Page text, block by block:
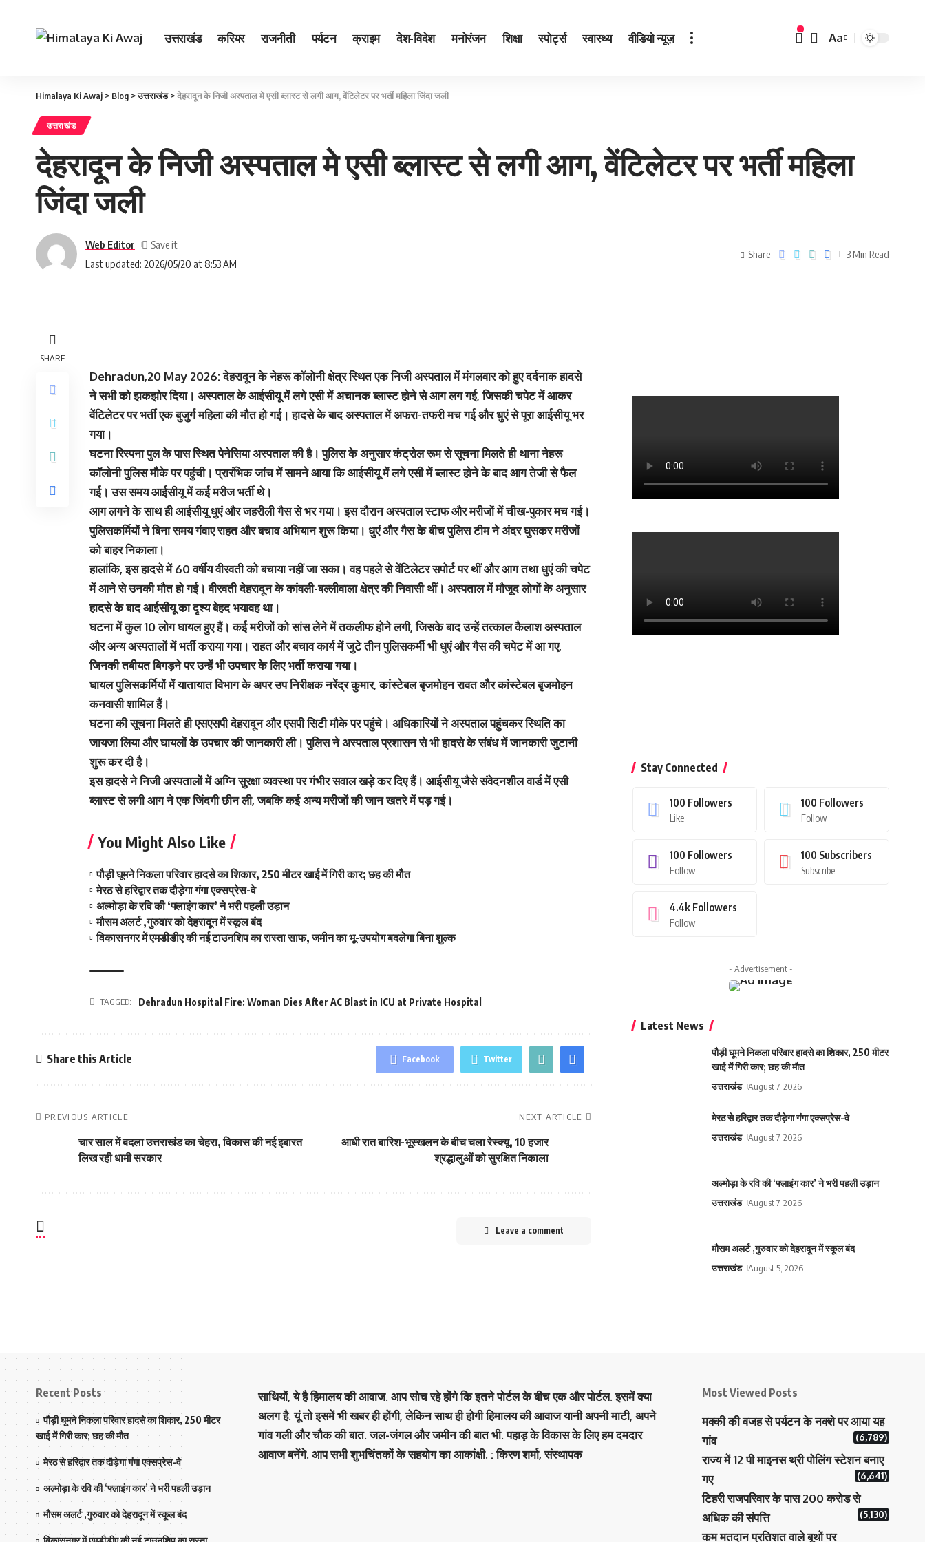
उत्तराखंड करियर राजनीती पर्यटन क्राइम देश-विदेश मनोरंजन शिक्षा स्पोर्ट्स स्वास्थ्य वीडियो न्यूज़ Aa
Himalaya Ki Awaj > Blog >उत्तराखंड>देहरादून के निजी अस्पताल मे एसी ब्लास्ट से लगी आग, वेंटिलेटर पर भर्ती महिला जिंदा जली
उत्तराखंड
देहरादून के निजी अस्पताल मे एसी ब्लास्ट से लगी आग, वेंटिलेटर पर भर्ती महिला
जिंदा जली
Last updated: 2026/05/20 at 8:53 AM
Web Editor
Share 3 Min Read
SHARE
Dehradun,20 May 2026: देहरादून के नेहरू कॉलोनी क्षेत्र स्थित एक निजी अस्पताल में मंगलवार को हुए दर्दनाक हादसे
ने सभी को झकझोर दिया। अस्पताल के आईसीयू में लगे एसी में अचानक ब्लास्ट होने से आग लग गई, जिसकी चपेट में आकर
वेंटिलेटर पर भर्ती एक बुजुर्ग महिला की मौत हो गई। हादसे के बाद अस्पताल में अफरा-तफरी मच गई और धुएं से पूरा आईसीयू भर
गया।
घटना रिस्पना पुल के पास स्थित पेनेसिया अस्पताल की है। पुलिस के अनुसार कंट्रोल रूम से सूचना मिलते ही थाना नेहरू
कॉलोनी पुलिस मौके पर पहुंची। प्रारंभिक जांच में सामने आया कि आईसीयू में लगे एसी में ब्लास्ट होने के बाद आग तेजी से फैल
गई। उस समय आईसीयू में कई मरीज भर्ती थे।
आग लगने के साथ ही आईसीयू धुएं और जहरीली गैस से भर गया। इस दौरान अस्पताल स्टाफ और मरीजों में चीख-पुकार मच गई।
पुलिसकर्मियों ने बिना समय गंवाए राहत और बचाव अभियान शुरू किया। धुएं और गैस के बीच पुलिस टीम ने अंदर घुसकर मरीजों
को बाहर निकाला।
हालांकि, इस हादसे में 60 वर्षीय वीरवती को बचाया नहीं जा सका। वह पहले से वेंटिलेटर सपोर्ट पर थीं और आग तथा धुएं की चपेट
में आने से उनकी मौत हो गई। वीरवती देहरादून के कांवली-बल्लीवाला क्षेत्र की निवासी थीं। अस्पताल में मौजूद लोगों के अनुसार
हादसे के बाद आईसीयू का दृश्य बेहद भयावह था।
घटना में कुल 10 लोग घायल हुए हैं। कई मरीजों को सांस लेने में तकलीफ होने लगी, जिसके बाद उन्हें तत्काल कैलाश अस्पताल
और अन्य अस्पतालों में भर्ती कराया गया। राहत और बचाव कार्य में जुटे तीन पुलिसकर्मी भी धुएं और गैस की चपेट में आ गए,
जिनकी तबीयत बिगड़ने पर उन्हें भी उपचार के लिए भर्ती कराया गया।
घायल पुलिसकर्मियों में यातायात विभाग के अपर उप निरीक्षक नरेंद्र कुमार, कांस्टेबल बृजमोहन रावत और कांस्टेबल बृजमोहन
कनवासी शामिल हैं।
घटना की सूचना मिलते ही एसएसपी देहरादून और एसपी सिटी मौके पर पहुंचे। अधिकारियों ने अस्पताल पहुंचकर स्थिति का
जायजा लिया और घायलों के उपचार की जानकारी ली। पुलिस ने अस्पताल प्रशासन से भी हादसे के संबंध में जानकारी जुटानी
शुरू कर दी है।
इस हादसे ने निजी अस्पतालों में अग्नि सुरक्षा व्यवस्था पर गंभीर सवाल खड़े कर दिए हैं। आईसीयू जैसे संवेदनशील वार्ड में एसी
ब्लास्ट से लगी आग ने एक जिंदगी छीन ली, जबकि कई अन्य मरीजों की जान खतरे में पड़ गई।
You Might Also Like
पौड़ी घूमने निकला परिवार हादसे का शिकार, 250 मीटर खाई में गिरी कार; छह की मौत
मेरठ से हरिद्वार तक दौड़ेगा गंगा एक्सप्रेस-वे
अल्मोड़ा के रवि की ‘फ्लाइंग कार’ ने भरी पहली उड़ान
मौसम अलर्ट ,गुरुवार को देहरादून में स्कूल बंद
विकासनगर में एमडीडीए की नई टाउनशिप का रास्ता साफ, जमीन का भू-उपयोग बदलेगा बिना शुल्क
TAGGED: Dehradun Hospital Fire: Woman Dies After AC Blast in ICU at Private Hospital
Share this Article Facebook Twitter
PREVIOUS ARTICLE
चार साल में बदला उत्तराखंड का चेहरा, विकास की नई इबारत
लिख रही धामी सरकार
NEXT ARTICLE
आधी रात बारिश-भूस्खलन के बीच चला रेस्क्यू, 10 हजार
श्रद्धालुओं को सुरक्षित निकाला
Leave a comment
Stay Connected
100 Followers
Like
100 Followers
Follow
100 Followers
Follow
100 Subscribers
Subscribe
4.4k Followers
Follow
- Advertisement -
Latest News
पौड़ी घूमने निकला परिवार हादसे का शिकार, 250 मीटर
खाई में गिरी कार; छह की मौत
उत्तराखंड August 7, 2026
मेरठ से हरिद्वार तक दौड़ेगा गंगा एक्सप्रेस-वे
उत्तराखंड August 7, 2026
अल्मोड़ा के रवि की ‘फ्लाइंग कार’ ने भरी पहली उड़ान
उत्तराखंड August 7, 2026
मौसम अलर्ट ,गुरुवार को देहरादून में स्कूल बंद
उत्तराखंड August 5, 2026
Recent Posts
पौड़ी घूमने निकला परिवार हादसे का शिकार, 250 मीटर
खाई में गिरी कार; छह की मौत
मेरठ से हरिद्वार तक दौड़ेगा गंगा एक्सप्रेस-वे
अल्मोड़ा के रवि की ‘फ्लाइंग कार’ ने भरी पहली उड़ान
मौसम अलर्ट ,गुरुवार को देहरादून में स्कूल बंद
साथियों, ये है हिमालय की आवाज. आप सोच रहे होंगे कि इतने पोर्टल के बीच एक और पोर्टल. इसमें क्या
अलग है. यूं तो इसमें भी खबर ही होंगी, लेकिन साथ ही होगी हिमालय की आवाज यानी अपनी माटी, अपने
गांव गली और चौक की बात. जल-जंगल और जमीन की बात भी. पहाड़ के विकास के लिए हम दमदार
आवाज बनेंगे. आप सभी शुभचिंतकों के सहयोग का आकांक्षी. : किरण शर्मा, संस्‍थापक
Most Viewed Posts
मक्‍की की वजह से पर्यटन के नक्‍शे पर आया यह
गांव
(6,789)
राज्य में 12 पी माइनस थ्री पोलिंग स्टेशन बनाए
गए
(6,641)
टिहरी राजपरिवार के पास 200 करोड से
अधिक की संपत्ति
(5,130)
कम मतदान प्रतिशत वाले बूथों पर